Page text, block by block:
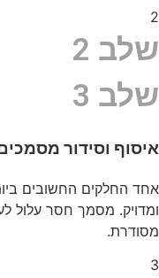
2
שלב 2
שלב 3
איסוף וסידור
אחד החלקים החשובים
ומדויק. מסמך חסר עלול
מסודרת.
3